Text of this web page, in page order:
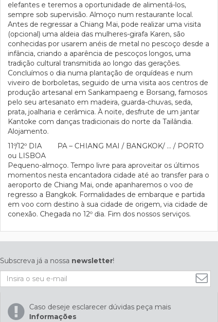
elefantes e teremos a oportunidade de alimentá-los,
sempre sob supervisão. Almoço num restaurante local.
Antes de regressar a Chiang Mai, pode realizar uma visita
(opcional) uma aldeia das mulheres-girafa Karen, são
conhecidas por usarem anéis de metal no pescoço desde a
infância, criando a aparência de pescoços longos, uma
tradição cultural transmitida ao longo das gerações.
Concluímos o dia numa plantação de orquídeas e num
viveiro de borboletas, seguido de uma visita aos centros de
produção artesanal em Sankampaeng e Borsang, famosos
pelo seu artesanato em madeira, guarda-chuvas, seda,
prata, joalharia e cerâmica. À noite, desfrute de um jantar
Kantoke com danças tradicionais do norte da Tailândia.
Alojamento.
11º/12º DIA PA – CHIANG MAI / BANGKOK/ … / PORTO
ou LISBOA
Pequeno-almoço. Tempo livre para aproveitar os últimos
momentos nesta encantadora cidade até ao transfer para o
aeroporto de Chiang Mai, onde apanharemos o voo de
regresso a Bangkok. Formalidades de embarque e partida
em voo com destino à sua cidade de origem, via cidade de
conexão. Chegada no 12º dia. Fim dos nossos serviços.
Subscreva já a nossa newsletter!
Caso deseje esclarecer dúvidas peça mais
Informações